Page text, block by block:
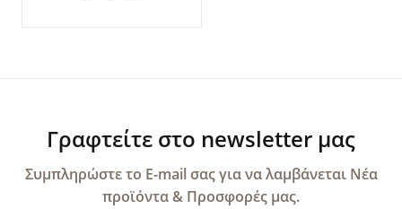
Γραφτείτε στο newsletter μας
Συμπληρώστε το E-mail σας για να λαμβάνεται Νέα
προϊόντα & Προσφορές μας.